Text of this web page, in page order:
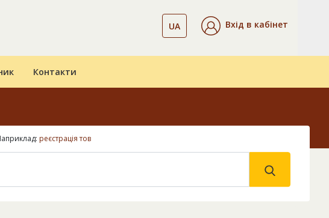
UA Вхід в кабінет
Контакти
реєстрація тов